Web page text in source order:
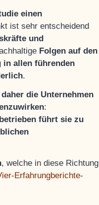
einen
ist sehr entscheidend
und
Folgen auf den
in allen führenden
.
die Unternehmen
:
führt sie zu
, welche in diese Richtung
Erfahrungberichte-